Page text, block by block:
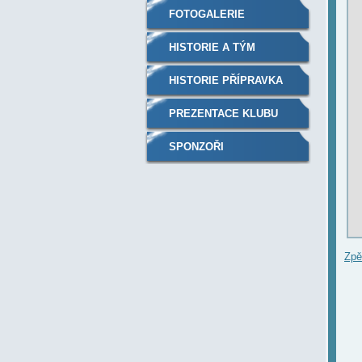
FOTOGALERIE
HISTORIE A TÝM
HISTORIE PŘÍPRAVKA
PREZENTACE KLUBU
SPONZOŘI